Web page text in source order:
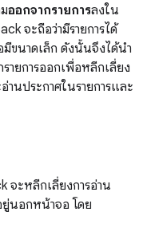
ออกจากรายการลงใน
จะถือว่ามีรายการได้
มีขนาดเล็ก ดังนั้นจึงได้นำ
ายการออกเพื่อหลีกเลี่ยง
านประกาศในรายการและ
จะหลีกเลี่ยงการอ่าน
ยู่นอกหน้าจอ โดย